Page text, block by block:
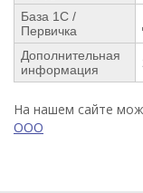
База 1С /
Первичка
Дополнительная
информация
На нашем сайте
ООО